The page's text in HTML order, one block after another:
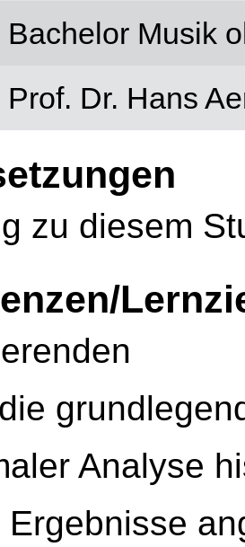
Bachelor Musik
Prof. Dr. Hans
zu diesem
Analyse
Ergebnisse